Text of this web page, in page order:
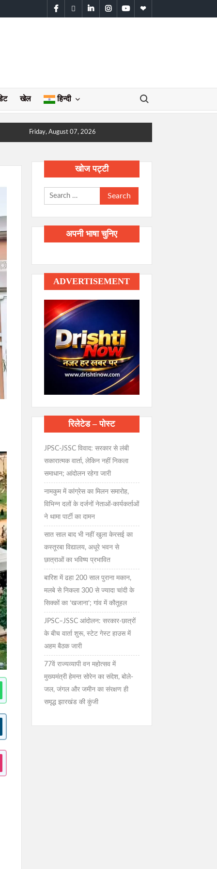
facebooktwitterlinkedininstagramyoutubeWhatsApp
खेल हिन्दी
Search for:
Friday, August 07, 2026
खोज पट्टी
Search
for:
अपनी भाषा चुनिए
ADVERTISEMENT
रिलेटेड – पोस्ट
JPSC-JSSC विवाद: सरकार से लंबी
सकारात्मक वार्ता, लेकिन नहीं निकला
समाधान; आंदोलन रहेगा जारी
नामकुम में कांग्रेस का मिलन समारोह,
विभिन्न दलों के दर्जनों नेताओं-कार्यकर्ताओं
ने थामा पार्टी का दामन
सात साल बाद भी नहीं खुला केरसई का
कस्तूरबा विद्यालय, अधूरे भवन से
छात्राओं का भविष्य प्रभावित
बारिश में ढहा 200 साल पुराना मकान,
मलबे से निकला 300 से ज्यादा चांदी के
सिक्कों का ‘खजाना’; गांव में कौतूहल
JPSC–JSSC आंदोलन: सरकार-छात्रों
के बीच वार्ता शुरू, स्टेट गेस्ट हाउस में
अहम बैठक जारी
77वें राज्यव्यापी वन महोत्सव में
मुख्यमंत्री हेमन्त सोरेन का संदेश, बोले-
जल, जंगल और जमीन का संरक्षण ही
समृद्ध झारखंड की कुंजी